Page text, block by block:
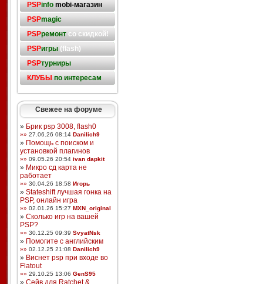
PSPinfo mobi-магазин
PSPmagic
PSPремонтсо скидкой!
PSPигры(flash)
PSPтурниры
КЛУБЫ по интересам
Свежее на форуме
» Брик psp 3008, flash0
»» 27.06.26 08:14 Danilich9
» Помощь с поиском и
установкой плагинов
»» 09.05.26 20:54 ivan dapkit
» Микро сд карта не
работает
»» 30.04.26 18:58 Игорь
» Stateshift лучшая гонка на
PSP, онлайн игра
»» 02.01.26 15:27 MXN_original
» Сколько игр на вашей
PSP?
»» 30.12.25 09:39 SvyatNsk
» Помогите с английским
»» 02.12.25 21:08 Danilich9
» Виснет psp при входе во
Flatout
»» 29.10.25 13:06 GenS95
» Сейв для Ratchet &